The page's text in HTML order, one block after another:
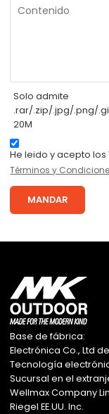
Solo admite
.rar/.zip/.jpg/.png/
20M
He leido y acepto
Términos y
MANDAR
Base de fábrica:
Electrónica Co., Ltd
Tecnología
Sucursal en el
Wellmax Company
Riegel EE.UU. Inc.